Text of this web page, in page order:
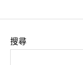
分
頁
搜尋